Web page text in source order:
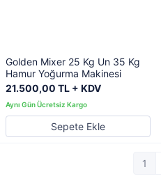
Golden Mixer 25 Kg Un 35 Kg
Hamur Yoğurma Makinesi
21.500,00 TL + KDV
Sepete Ekle
1